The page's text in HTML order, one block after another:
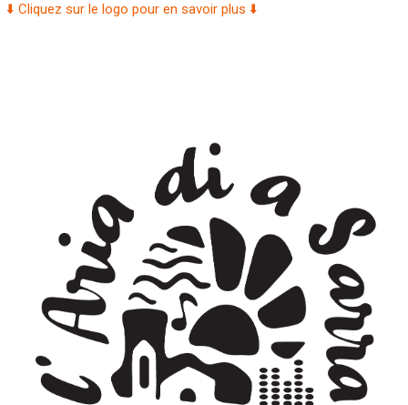
⬇️ Cliquez sur le logo pour en savoir plus ⬇️